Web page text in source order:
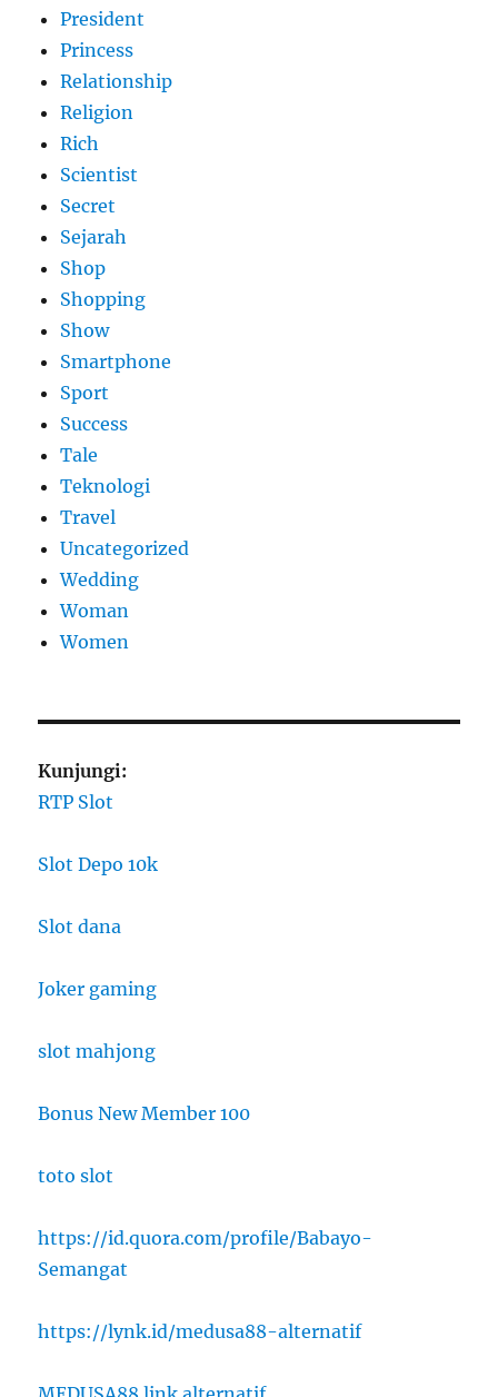
President
Princess
Relationship
Religion
Rich
Scientist
Secret
Sejarah
Shop
Shopping
Show
Smartphone
Sport
Success
Tale
Teknologi
Travel
Uncategorized
Wedding
Woman
Women
Kunjungi:
RTP Slot
Slot Depo 10k
Slot dana
Joker gaming
slot mahjong
Bonus New Member 100
toto slot
https://id.quora.com/profile/Babayo-
Semangat
https://lynk.id/medusa88-alternatif